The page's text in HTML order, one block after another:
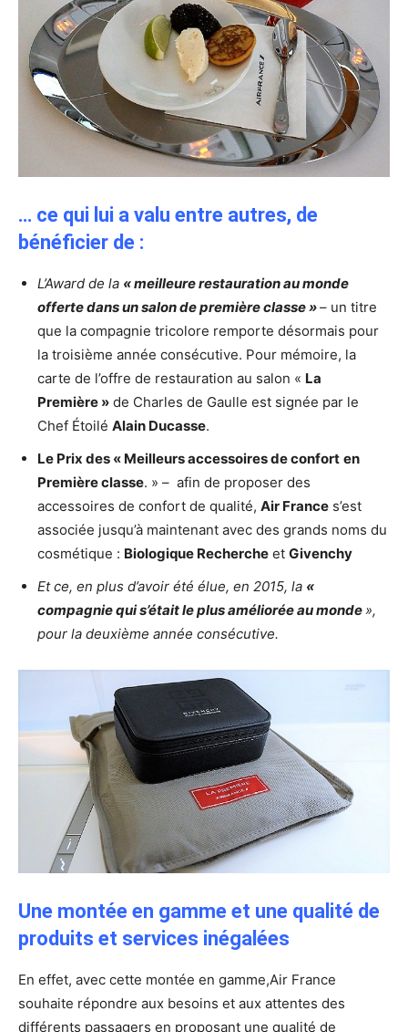
… ce qui lui a valu entre autres, de
bénéficier de :
L’Award de la « meilleure restauration au monde
offerte dans un salon de première classe »– un titre
que la compagnie tricolore remporte désormais pour
la troisième année consécutive. Pour mémoire, la
carte de l’offre de restauration au salon « La
Première » de Charles de Gaulle est signée par le
Chef Étoilé Alain Ducasse.
Le Prix des « Meilleurs accessoires de confort en
Première classe. » – afin de proposer des
accessoires de confort de qualité, Air France s’est
associée jusqu’à maintenant avec des grands noms du
cosmétique : Biologique Recherche et Givenchy
Et ce, en plus d’avoir été élue, en 2015, la «
compagnie qui s’était le plus améliorée au monde»,
pour la deuxième année consécutive.
Une montée en gamme et une qualité de
produits et services inégalées
En effet, avec cette montée en gamme,Air France
souhaite répondre aux besoins et aux attentes des
différents passagers en proposant une qualité de